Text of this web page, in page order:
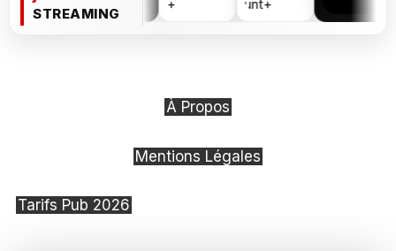
STREAMING
À Propos
Mentions Légales
Tarifs Pub 2026